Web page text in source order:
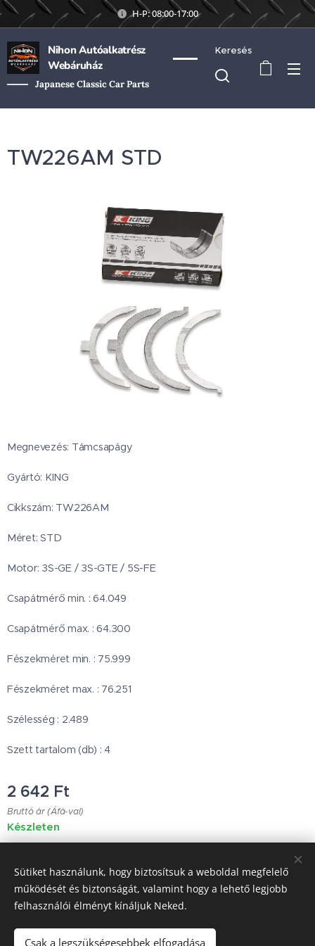
H-P: 08:00-17:00
Nihon Autóalkatrész
Webáruház
Japanese Classic Car Parts
Keresés
TW226AM STD
Megnevezés: Támcsapágy
Gyártó: KING
Cikkszám: TW226AM
Méret: STD
Motor: 3S-GE / 3S-GTE / 5S-FE
Csapátmérő min. : 64.049
Csapátmérő max. : 64.300
Fészekméret min. : 75.999
Fészekméret max. : 76.251
Szélesség : 2.489
Szett tartalom (db) : 4
2 642 Ft
Bruttó ár (Áfá-val)
Készleten
Japanese Classic Car Parts
Garancia & Szállítás
Sütiket használunk, hogy biztosítsuk a weboldal megfelelő
működését és biztonságát, valamint hogy a lehető legjobb
felhasználói élményt kínáljuk Neked.
Csak a legszükségesebbek elfogadása